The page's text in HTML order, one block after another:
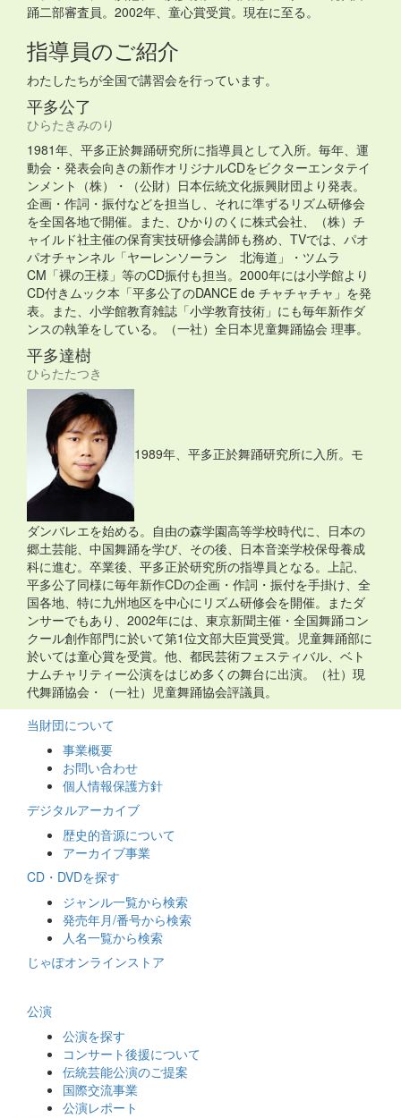
踊二部審査員。2002年、童心賞受賞。現在に至る。
指導員のご紹介
わたしたちが全国で講習会を行っています。
平多公了
ひらたきみのり
1981年、平多正於舞踊研究所に指導員として入所。毎年、運
動会・発表会向きの新作オリジナルCDをビクターエンタテイ
ンメント（株）・（公財）日本伝統文化振興財団より発表。
企画・作詞・振付などを担当し、それに準ずるリズム研修会
を全国各地で開催。また、ひかりのくに株式会社、（株）チ
ャイルド社主催の保育実技研修会講師も務め、TVでは、パオ
パオチャンネル「ヤーレンソーラン 北海道」・ツムラ
CM「裸の王様」等のCD振付も担当。2000年には小学館より
CD付きムック本「平多公了のDANCE de チャチャチャ」を発
表。また、小学館教育雑誌「小学教育技術」にも毎年新作ダ
ンスの執筆をしている。（一社）全日本児童舞踊協会 理事。
平多達樹
ひらたたつき
1989年、平多正於舞踊研究所に入所。モ
ダンバレエを始める。自由の森学園高等学校時代に、日本の
郷土芸能、中国舞踊を学び、その後、日本音楽学校保母養成
科に進む。卒業後、平多正於研究所の指導員となる。上記、
平多公了同様に毎年新作CDの企画・作詞・振付を手掛け、全
国各地、特に九州地区を中心にリズム研修会を開催。またダ
ンサーでもあり、2002年には、東京新聞主催・全国舞踊コン
クール創作部門に於いて第1位文部大臣賞受賞。児童舞踊部に
於いては童心賞を受賞。他、都民芸術フェスティバル、ベト
ナムチャリティー公演をはじめ多くの舞台に出演。（社）現
代舞踊協会・（一社）児童舞踊協会評議員。
当財団について
事業概要
お問い合わせ
個人情報保護方針
デジタルアーカイブ
歴史的音源について
アーカイブ事業
CD・DVDを探す
ジャンル一覧から検索
発売年月/番号から検索
人名一覧から検索
じゃぽオンラインストア
公演
公演を探す
コンサート後援について
伝統芸能公演のご提案
国際交流事業
公演レポート